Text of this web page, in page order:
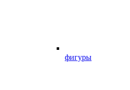
фигуры